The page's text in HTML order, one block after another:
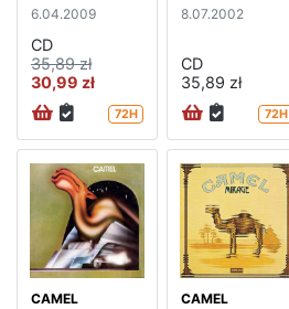
6.04.2009
CD
35,89 zł
30,99 zł
72H
8.07.2002
CD
35,89 zł
72H
CAMEL
CAMEL